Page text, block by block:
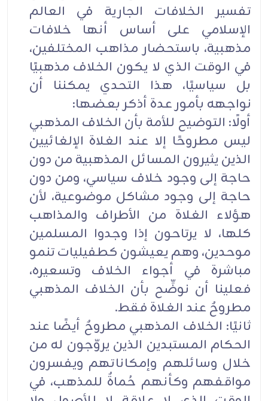
تفسير الخلافات الجارية في العالم
الإسلامي على أساس أنها خلافات
مذهبية، باستحضار مذاهب المختلفين،
في الوقت الذي لا يكون الخلاف مذهبيًا
بل سياسيًا، هذا التحدي يمكننا أن
نواجهه بأمور عدة أذكر بعضها:
أولًا: التوضيح للأمة بأن الخلاف المذهبي
ليس مطروحًا إلا عند الغلاة الإلغائيين
الذين يثيرون المسائل المذهبية من دون
حاجة إلى وجود خلاف سياسي، ومن دون
حاجة إلى وجود مشاكل موضوعية، لأن
هؤلاء الغلاة من الأطراف والمذاهب
كلها، لا يرتاحون إذا وجدوا المسلمين
موحدين، وهم يعيشون كطفيليات تنمو
مباشرة في أجواء الخلاف وتسعيره،
فعلينا أن نوضِّح بأن الخلاف المذهبي
مطروحٌ عند الغلاة فقط.
ثانيًا: الخلاف المذهبي مطروحٌ أيضًا عند
الحكام المستبدين الذين يروّجون له من
خلال وسائلهم وإمكاناتهم ويفسرون
مواقفهم وكأنهم حُماةٌ للمذهب، في